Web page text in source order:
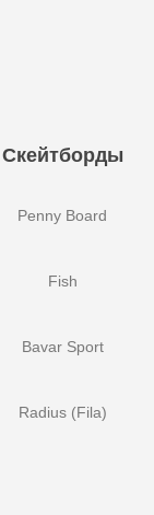
Скейтборды
Penny Board
Fish
Bavar Sport
Radius (Fila)